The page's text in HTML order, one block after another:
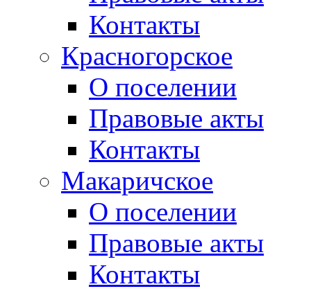
Контакты
Красногорское
О поселении
Правовые акты
Контакты
Макаричское
О поселении
Правовые акты
Контакты